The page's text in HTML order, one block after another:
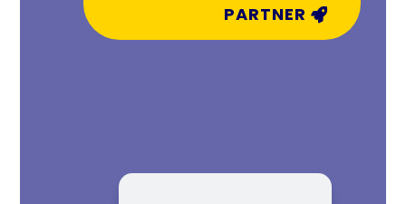
PARTNER